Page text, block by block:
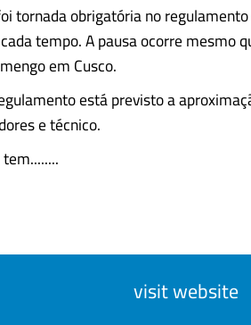
tornada obrigatória no
tempo. A pausa ocorre mesmo
em Cusco.
está previsto a
e técnico.
visit website